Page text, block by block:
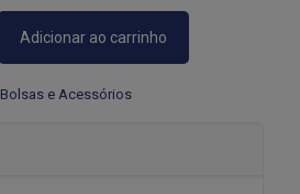
Adicionar ao carrinho
Bolsas e Acessórios